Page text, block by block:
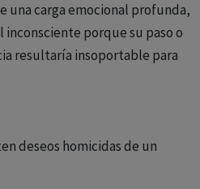
una carga emocional profunda,
inconsciente porque su paso o
resultaría insoportable para
deseos homicidas de un